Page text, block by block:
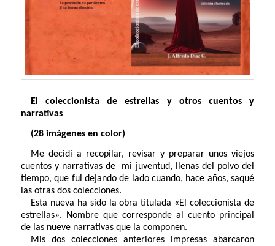
El coleccionista de estrellas y otros cuentos y
narrativas
(28 imágenes en color)
Me decidí a recopilar, revisar y preparar unos viejos
cuentos y narrativas de mi juventud, llenas del polvo del
tiempo, que fui dejando de lado cuando, hace años, saqué
las otras dos colecciones.
Esta nueva ha sido la obra titulada «El coleccionista de
estrellas». Nombre que corresponde al cuento principal
de las nueve narrativas que la componen.
Mis dos colecciones anteriores impresas abarcaron